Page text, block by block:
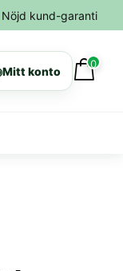
Nöjd kund-garanti
Mitt konto
0